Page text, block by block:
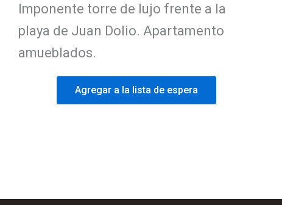
Imponente torre de lujo frente a la
playa de Juan Dolio. Apartamento
amueblados.
Agregar a la lista de espera